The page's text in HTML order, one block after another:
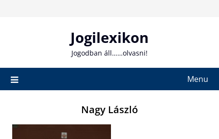
Jogilexikon
Jogodban áll……olvasni!
Menu
Nagy László